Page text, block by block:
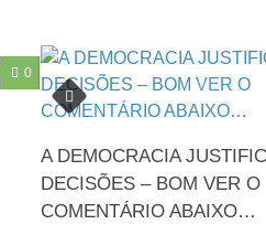
0
A DEMOCRACIA
DECISÕES – BOM VER O
COMENTÁRIO ABAIXO…